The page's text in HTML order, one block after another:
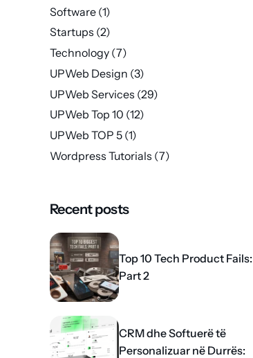
Software (1)
Startups (2)
Technology (7)
UPWeb Design (3)
UPWeb Services (29)
UPWeb Top 10 (12)
UPWeb TOP 5 (1)
Wordpress Tutorials (7)
Recent posts
Top 10 Tech Product Fails:
Part 2
CRM dhe Softuerë të
Personalizuar në Durrës: